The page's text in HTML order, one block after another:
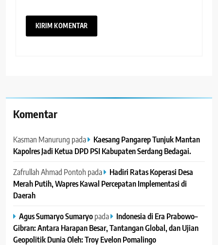
Komentar
Kasman Manurung pada
Kaesang Pangarep Tunjuk Mantan
Kapolres Jadi Ketua DPD PSI Kabupaten Serdang Bedagai. ‎ ‎
Zafrullah Ahmad Pontoh pada
Hadiri Ratas Koperasi Desa
Merah Putih, Wapres Kawal Percepatan Implementasi di
Daerah
Agus Sumaryo Sumaryopada
Indonesia di Era Prabowo–
Gibran: Antara Harapan Besar, Tantangan Global, dan Ujian
Geopolitik Dunia Oleh: Troy Evelon Pomalingo